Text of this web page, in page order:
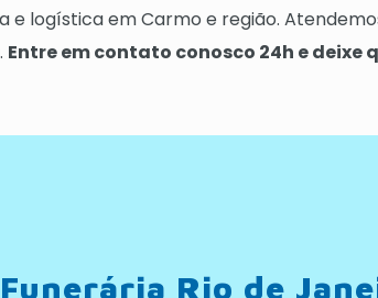
logística em Carmo e região.
Entre em contato conosco 24h e deixe
Funerária Rio de